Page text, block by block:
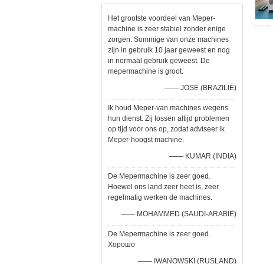
Het grootste voordeel van Meper-
machine is zeer stabiel zonder enige
zorgen. Sommige van onze machines
zijn in gebruik 10 jaar geweest en nog
in normaal gebruik geweest. De
mepermachine is groot.
—— JOSE (BRAZILIË)
Ik houd Meper-van machines wegens
hun dienst. Zij lossen altijd problemen
op tijd voor ons op, zodat adviseer ik
Meper-hoogst machine.
—— KUMAR (INDIA)
De Mepermachine is zeer goed.
Hoewel ons land zeer heet is, zeer
regelmatig werken de machines.
—— MOHAMMED (SAUDI-ARABIË)
De Mepermachine is zeer goed.
Хорошо
—— IWANOWSKI (RUSLAND)